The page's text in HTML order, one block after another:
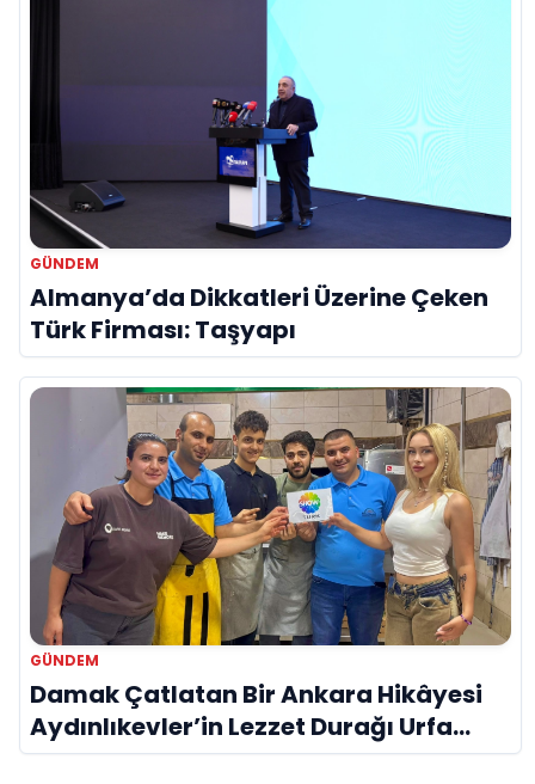
GÜNDEM
Almanya’da Dikkatleri Üzerine Çeken
Türk Firması: Taşyapı
GÜNDEM
Damak Çatlatan Bir Ankara Hikâyesi
Aydınlıkevler’in Lezzet Durağı Urfa
Damak